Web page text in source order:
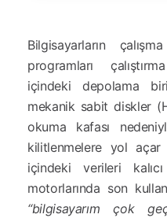
Bilgisayarların
programları
içindeki depolama
mekanik sabit diskler
okuma kafası
kilitlenmelere yol
içindeki verileri
motorlarında son
“bilgisayarım çok